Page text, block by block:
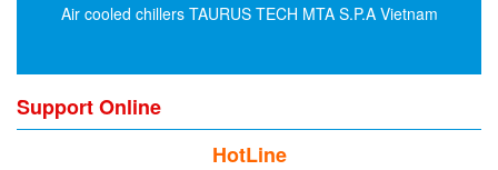
Eltherm
Emaco
Air cooled chillers TAURUS TECH MTA S.P.A Vietnam
Support Online
HotLine